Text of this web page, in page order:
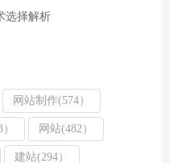
选择解析
网站制作(574）
网站(482）
建站(294）